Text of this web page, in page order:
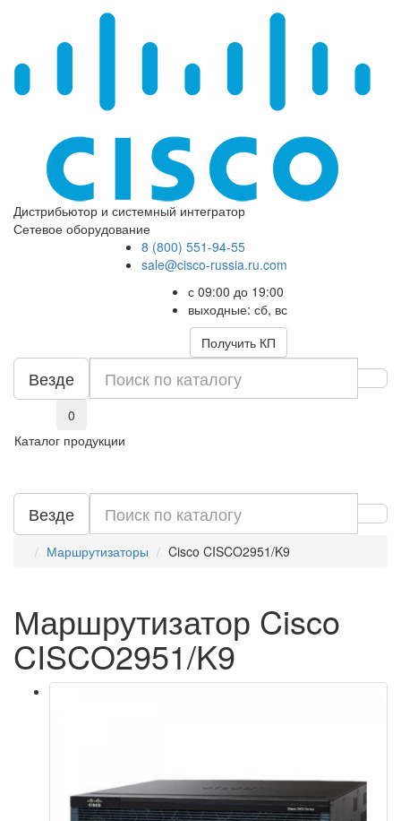
Дистрибьютор и системный интегратор
Сетевое оборудование
8 (800) 551-94-55
sale@cisco-russia.ru.com
с 09:00 до 19:00
выходные: сб, вс
Получить КП
Везде
0
Каталог продукции
Везде
Маршрутизаторы Cisco CISCO2951/K9
Маршрутизатор Cisco
CISCO2951/K9